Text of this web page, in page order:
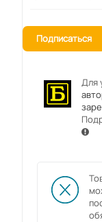
Подписаться
Для